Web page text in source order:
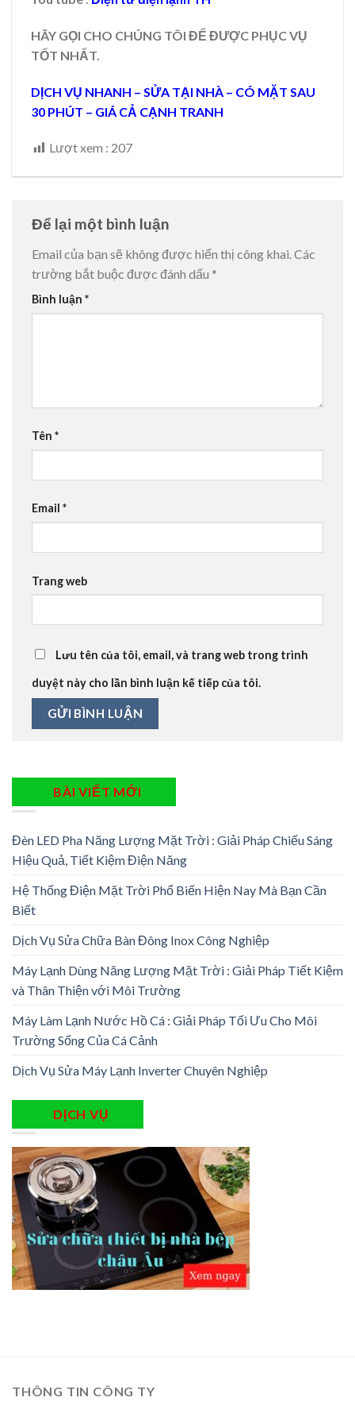
HÃY GỌI CHO CHÚNG TÔI ĐỂ ĐƯỢC PHỤC VỤ
TỐT NHẤT.
DỊCH VỤ NHANH – SỬA TẠI NHÀ – CÓ MẶT SAU
30 PHÚT – GIÁ CẢ CẠNH TRANH
Lượt xem : 207
Để lại một bình luận
Email của bạn sẽ không được hiển thị công khai.Các
trường bắt buộc được đánh dấu *
Bình luận *
Tên *
Email *
Trang web
Lưu tên của tôi, email, và trang web trong trình
duyệt này cho lần bình luận kế tiếp của tôi.
BÀI VIẾT MỚI
Đèn LED Pha Năng Lượng Mặt Trời : Giải Pháp Chiếu Sáng
Hiệu Quả, Tiết Kiệm Điện Năng
Hệ Thống Điện Mặt Trời Phổ Biến Hiện Nay Mà Bạn Cần
Biết
Dịch Vụ Sửa Chữa Bàn Đông Inox Công Nghiệp
Máy Lạnh Dùng Năng Lượng Mặt Trời : Giải Pháp Tiết Kiệm
và Thân Thiện với Môi Trường
Máy Làm Lạnh Nước Hồ Cá : Giải Pháp Tối Ưu Cho Môi
Trường Sống Của Cá Cảnh
Dịch Vụ Sửa Máy Lạnh Inverter Chuyên Nghiệp
DỊCH VỤ
THÔNG TIN CÔNG TY